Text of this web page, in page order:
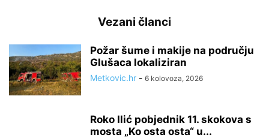
Vezani članci
Požar šume i makije na području
Glušaca lokaliziran
Metkovic.hr - 6 kolovoza, 2026
Roko Ilić pobjednik 11. skokova s
mosta „Ko osta osta“ u...